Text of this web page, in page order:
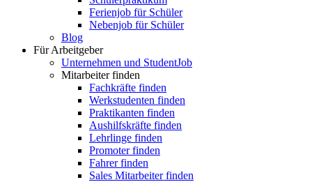
Ferienjob für Schüler
Nebenjob für Schüler
Blog
Für Arbeitgeber
Unternehmen und StudentJob
Mitarbeiter finden
Fachkräfte finden
Werkstudenten finden
Praktikanten finden
Aushilfskräfte finden
Lehrlinge finden
Promoter finden
Fahrer finden
Sales Mitarbeiter finden